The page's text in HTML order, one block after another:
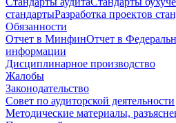
стандартыРазработка проектов
Обязанности
Отчет в МинфинОтчет в
информации
Дисциплинарное производство
Жалобы
Законодательство
Совет по аудиторской деятельности
Методические материалы,